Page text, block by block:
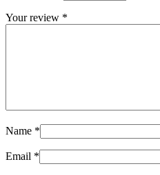
Your review *
Name *
Email *